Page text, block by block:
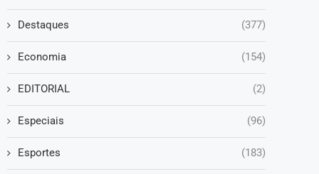
Destaques (377)
Economia (154)
EDITORIAL (2)
Especiais (96)
Esportes (183)